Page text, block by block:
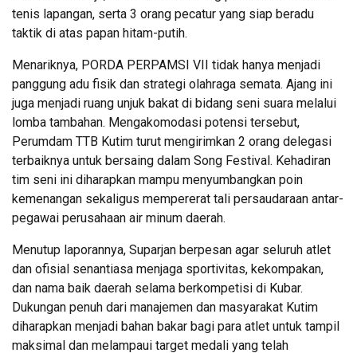
tenis lapangan, serta 3 orang pecatur yang siap beradu
taktik di atas papan hitam-putih.
Menariknya, PORDA PERPAMSI VII tidak hanya menjadi
panggung adu fisik dan strategi olahraga semata. Ajang ini
juga menjadi ruang unjuk bakat di bidang seni suara melalui
lomba tambahan. Mengakomodasi potensi tersebut,
Perumdam TTB Kutim turut mengirimkan 2 orang delegasi
terbaiknya untuk bersaing dalam Song Festival. Kehadiran
tim seni ini diharapkan mampu menyumbangkan poin
kemenangan sekaligus mempererat tali persaudaraan antar-
pegawai perusahaan air minum daerah.
Menutup laporannya, Suparjan berpesan agar seluruh atlet
dan ofisial senantiasa menjaga sportivitas, kekompakan,
dan nama baik daerah selama berkompetisi di Kubar.
Dukungan penuh dari manajemen dan masyarakat Kutim
diharapkan menjadi bahan bakar bagi para atlet untuk tampil
maksimal dan melampaui target medali yang telah